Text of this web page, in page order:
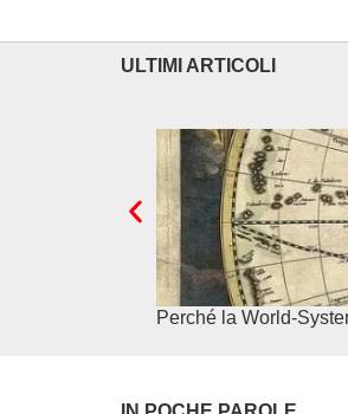
ULTIMI ARTICOLI
Perché la World-